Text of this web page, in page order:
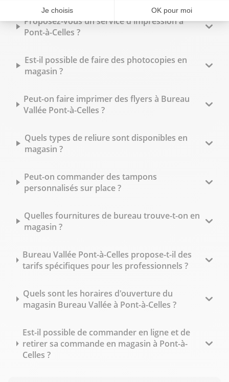
Proposez-vous un service d'impression à
Pont-à-Celles ?
Est-il possible de faire des photocopies en
magasin ?
Peut-on faire imprimer des flyers à Bureau
Vallée Pont-à-Celles ?
Quels types de reliure sont disponibles en
magasin ?
Peut-on commander des tampons
personnalisés sur place ?
Quelles fournitures de bureau trouve-t-on en
magasin ?
Bureau Vallée Pont-à-Celles propose-t-il des
tarifs spécifiques pour les professionnels ?
Quels sont les horaires d'ouverture du
magasin Bureau Vallée à Pont-à-Celles ?
Est-il possible de commander en ligne et de
retirer sa commande en magasin à Pont-à-
Celles ?